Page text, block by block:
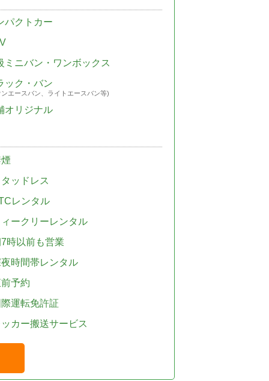
パクトカー
ミニバン・ワンボックス
ック・バン
エースバン、ライトエースバン等)
オリジナル
ッドレス
レンタル
ークリーレンタル
時以前も営業
時間帯レンタル
予約
運転免許証
カー搬送サービス